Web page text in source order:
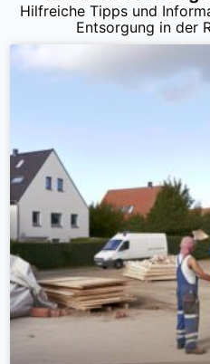
Hilfreiche Tipps und
Entsorgung in der